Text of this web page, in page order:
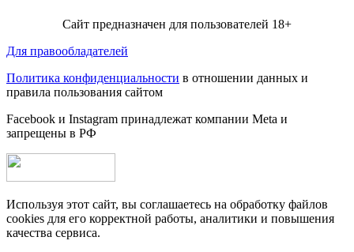
Сайт предназначен для пользователей 18+
Для правообладателей
Политика конфиденциальности в отношении данных и
правила пользования сайтом
Facebook и Instagram принадлежат компании Metа и
запрещены в РФ
Используя этот сайт, вы соглашаетесь на обработку файлов
cookies для его корректной работы, аналитики и повышения
качества сервиса.